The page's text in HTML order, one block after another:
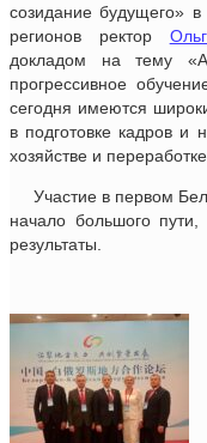
созидание будущего»
регионов ректор
докладом на тему
прогрессивное
сегодня имеются
в подготовке кадров и
хозяйстве и
Участие в первом
начало большого
результаты.